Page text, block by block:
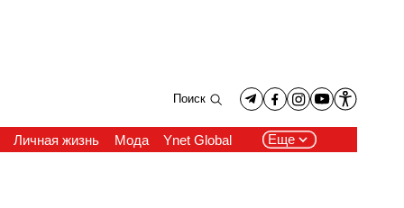
Поиск
Личная жизнь Мода Ynet Global Еще